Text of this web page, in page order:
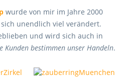
wurde von mir im Jahre 2000
unendlich viel verändert.
und wird sich auch in
Kunden bestimmen unser Handeln.